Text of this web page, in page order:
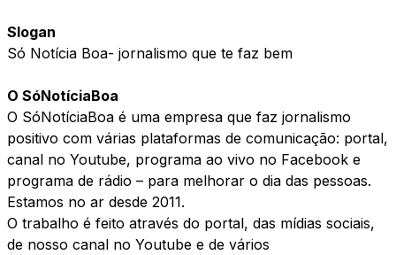
Slogan
Só Notícia Boa- jornalismo que te faz bem
O SóNotíciaBoa
O SóNotíciaBoa é uma empresa que faz jornalismo
positivo com várias plataformas de comunicação: portal,
canal no Youtube, programa ao vivo no Facebook e
programa de rádio – para melhorar o dia das pessoas.
Estamos no ar desde 2011.
O trabalho é feito através do portal, das mídias sociais,
de nosso canal no Youtube e de vários